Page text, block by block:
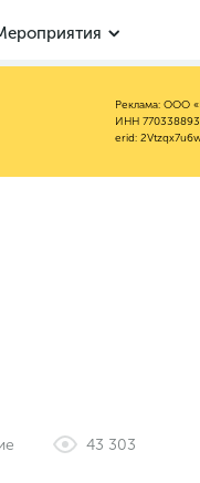
Реклама: ООО
ИНН
erid:
43 303